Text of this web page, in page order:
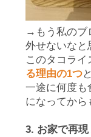
→もう私のブ
外せないな
このタコラ
る理由の1つ
一途に何度も
になってか
3. お家で再